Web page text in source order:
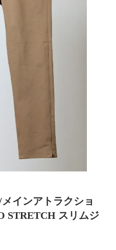
インアトラクショ
STRETCH スリムジ